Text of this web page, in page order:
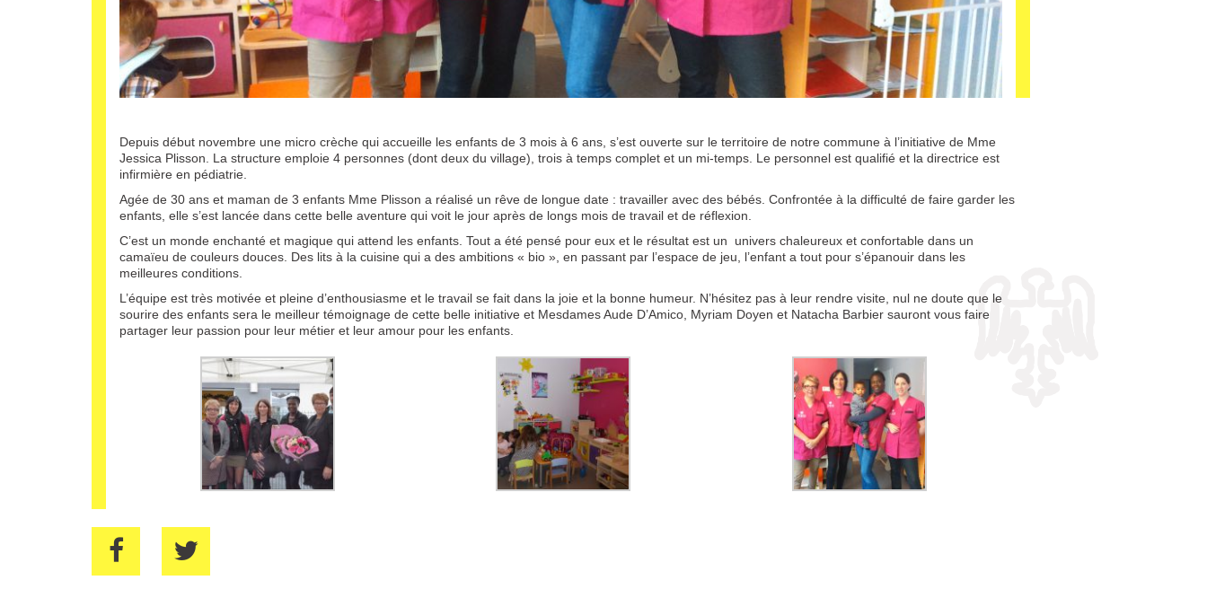
Depuis début novembre une micro crèche qui accueille les enfants de 3 mois à 6 ans, s’est ouverte sur le territoire de notre commune à l’initiative de Mme
Jessica Plisson. La structure emploie 4 personnes (dont deux du village), trois à temps complet et un mi-temps. Le personnel est qualifié et la directrice est
infirmière en pédiatrie.
Agée de 30 ans et maman de 3 enfants Mme Plisson a réalisé un rêve de longue date : travailler avec des bébés. Confrontée à la difficulté de faire garder les
enfants, elle s’est lancée dans cette belle aventure qui voit le jour après de longs mois de travail et de réflexion.
C’est un monde enchanté et magique qui attend les enfants. Tout a été pensé pour eux et le résultat est un univers chaleureux et confortable dans un
camaïeu de couleurs douces. Des lits à la cuisine qui a des ambitions « bio », en passant par l’espace de jeu, l’enfant a tout pour s’épanouir dans les
meilleures conditions.
L’équipe est très motivée et pleine d’enthousiasme et le travail se fait dans la joie et la bonne humeur. N’hésitez pas à leur rendre visite, nul ne doute que le
sourire des enfants sera le meilleur témoignage de cette belle initiative et Mesdames Aude D’Amico, Myriam Doyen et Natacha Barbier sauront vous faire
partager leur passion pour leur métier et leur amour pour les enfants.